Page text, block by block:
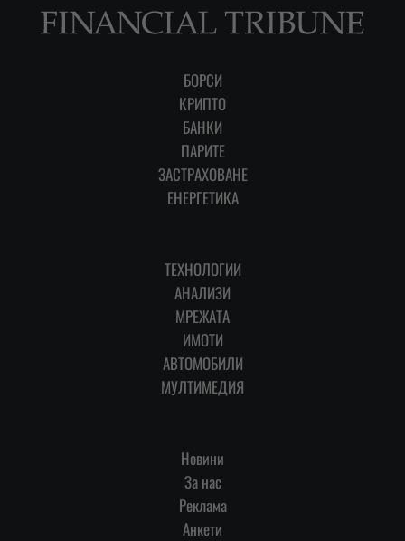
БОРСИ
КРИПТО
БАНКИ
ПАРИТЕ
ЗАСТРАХОВАНЕ
ЕНЕРГЕТИКА
ТЕХНОЛОГИИ
АНАЛИЗИ
МРЕЖАТА
ИМОТИ
АВТОМОБИЛИ
МУЛТИМЕДИЯ
Новини
За нас
Реклама
Анкети